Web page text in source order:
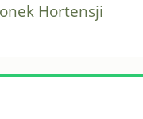
Hortensji